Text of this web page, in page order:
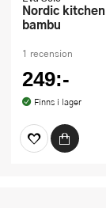
Nordic kitchen stekspade 31 cm
bambu
1 recension
249:-
Finns i lager